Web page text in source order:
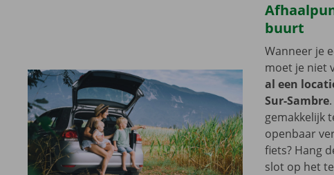
buurt
Wanneer je
moet je niet
al een
Sur-Sambre
gemakkelijk
openbaar
fiets? Hang
slot op het